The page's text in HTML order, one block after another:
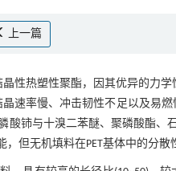
上一篇
性热塑性聚酯，因其优异的力
速率慢、冲击韧性不足以及易
酸铈与十溴二苯醚、聚磷酸酯、
，但无机填料在PET基体中的分